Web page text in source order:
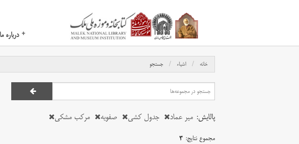
درباره ما +
خانه اشیاء جستجو
پالایش: میر عماد جدول کشی صفویه مرکب مشکی
مجموع نتایج: ۳